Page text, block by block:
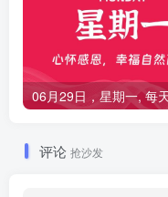
评论 抢沙发